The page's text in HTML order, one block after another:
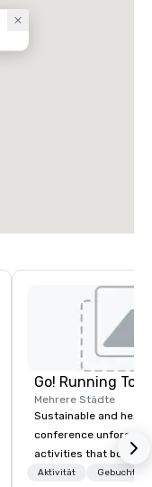
Go! Running
Mehrere Städte
Sustainable and
conference
activities that boost
lower carbon
Aktivität Gebuchte